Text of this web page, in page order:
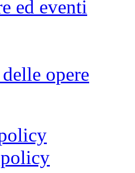
ed eventi
opere